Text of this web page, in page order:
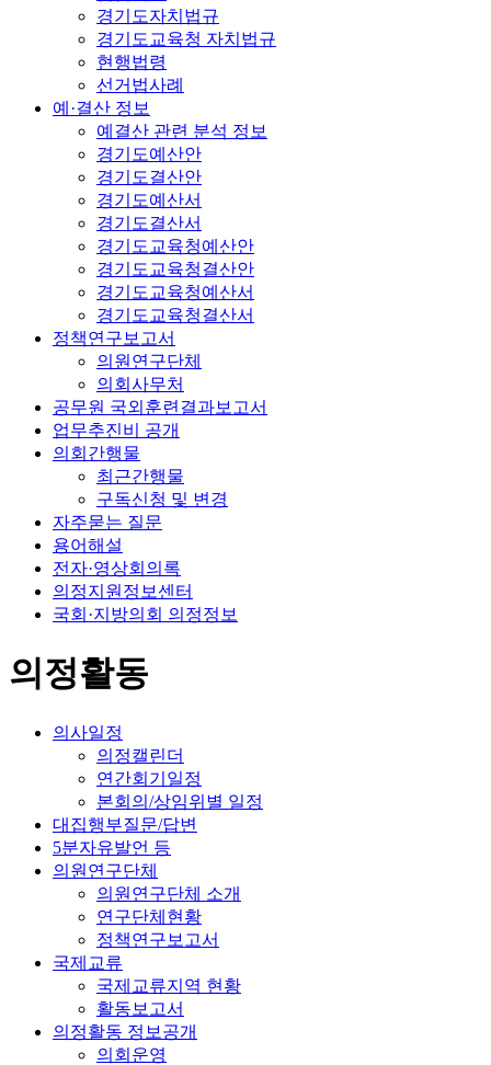
경기도자치법규
경기도교육청 자치법규
현행법령
선거법사례
예·결산 정보
예결산 관련 분석 정보
경기도예산안
경기도결산안
경기도예산서
경기도결산서
경기도교육청예산안
경기도교육청결산안
경기도교육청예산서
경기도교육청결산서
정책연구보고서
의원연구단체
의회사무처
공무원 국외훈련결과보고서
업무추진비 공개
의회간행물
최근간행물
구독신청 및 변경
자주묻는 질문
용어해설
전자·영상회의록
의정지원정보센터
국회·지방의회 의정정보
의정활동
의사일정
의정캘린더
연간회기일정
본회의/상임위별 일정
대집행부질문/답변
5분자유발언 등
의원연구단체
의원연구단체 소개
연구단체현황
정책연구보고서
국제교류
국제교류지역 현황
활동보고서
의정활동 정보공개
의회운영